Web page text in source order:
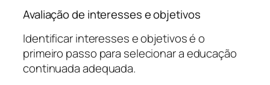
Avaliação de interesses e objetivos
Identificar interesses e objetivos é o
primeiro passo para selecionar a educação
continuada adequada.